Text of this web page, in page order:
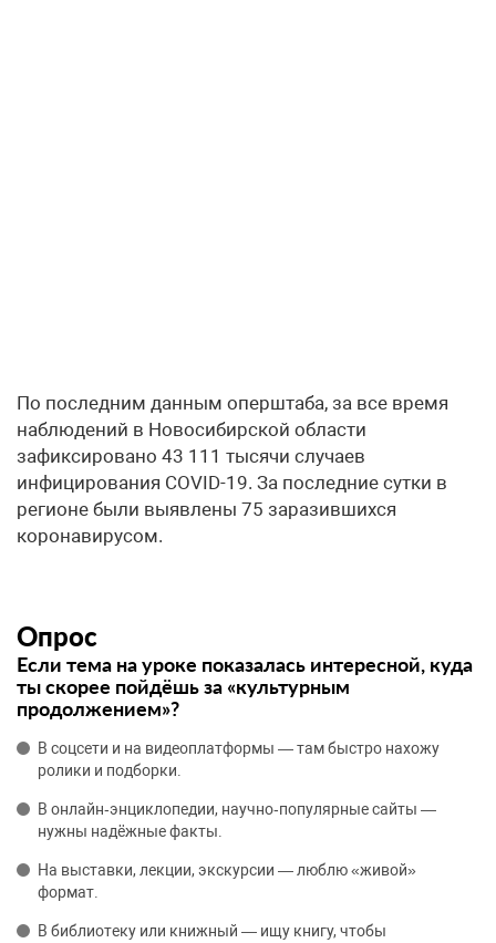
По последним данным оперштаба, за все время
наблюдений в Новосибирской области
зафиксировано 43 111 тысячи случаев
инфицирования COVID-19. За последние сутки в
регионе были выявлены 75 заразившихся
коронавирусом.
Опрос
Если тема на уроке показалась интересной, куда
ты скорее пойдёшь за «культурным
продолжением»?
В соцсети и на видеоплатформы — там быстро нахожу
ролики и подборки.
В онлайн‑энциклопедии, научно‑популярные сайты —
нужны надёжные факты.
На выставки, лекции, экскурсии — люблю «живой»
формат.
В библиотеку или книжный — ищу книгу, чтобы